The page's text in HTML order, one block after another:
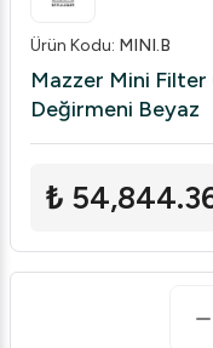
Ürün Kodu: MINI.B
Mazzer Mini
Değirmeni Beyaz
₺